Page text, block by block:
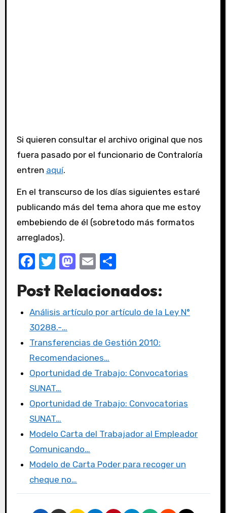
Si quieren consultar el archivo original que nos
fuera pasado por el funcionario de Contraloría
entren aquí.
En el transcurso de los días siguientes estaré
publicando más del tema ahora que me estoy
embebiendo de él (sobretodo más formatos
arreglados).
F
c
e
b
o
o
k
T
it
te
r
M
st
o
o
n
E
ail
C
m
p
tir
Post Relacionados:
Análisis artículo por artículo de la Ley N°
30288.-…
Transferencias de Gestión 2010:
Recomendaciones…
Oportunidad de Trabajo: Convocatorias
SUNAT…
Oportunidad de Trabajo: Convocatorias
SUNAT…
Modelo Carta del Trabajador al Empleador
Comunicando…
Modelo de Carta Poder para recoger un
cheque no…